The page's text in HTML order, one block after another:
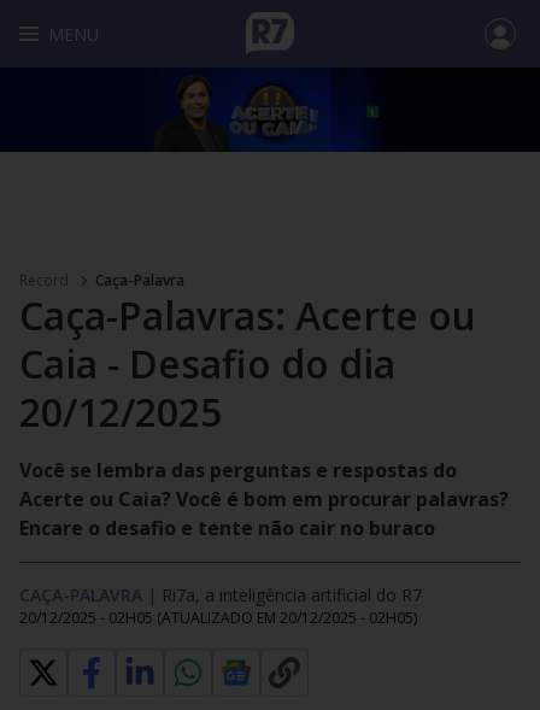
MENU
Record Caça-Palavra
Caça-Palavras: Acerte ou
Caia - Desafio do dia
20/12/2025
Você se lembra das perguntas e respostas do
Acerte ou Caia? Você é bom em procurar palavras?
Encare o desafio e tente não cair no buraco
CAÇA-PALAVRA | Ri7a, a inteligência artificial do R7
20/12/2025 - 02H05 (ATUALIZADO EM 20/12/2025 - 02H05)